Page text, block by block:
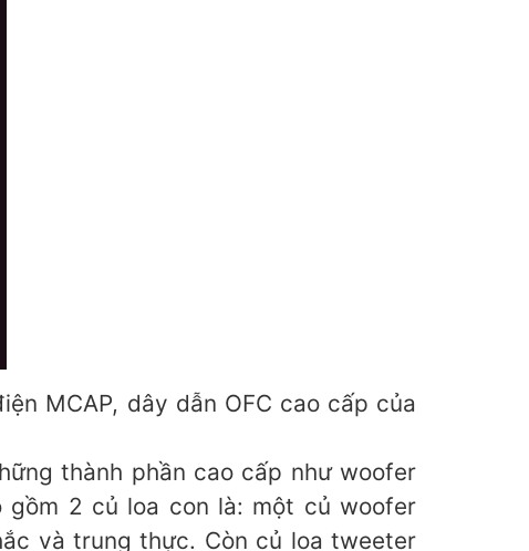
MCAP, dây dẫn OFC cao cấp của
thành phần cao cấp như woofer
2 củ loa con là: một củ woofer
và trung thực. Còn củ loa tweeter